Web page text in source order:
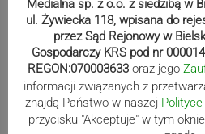
80-lecie Soły
działo!
Medialna sp. z o.o. z siedzibą w
ul. Żywiecka 118, wpisana do
przez Sąd Rejonowy w
Gospodarczy KRS pod nr
REGON:070003633 oraz jego
informacji związanych z
znajdą Państwo w naszej
przycisku "Akceptuje" w tym